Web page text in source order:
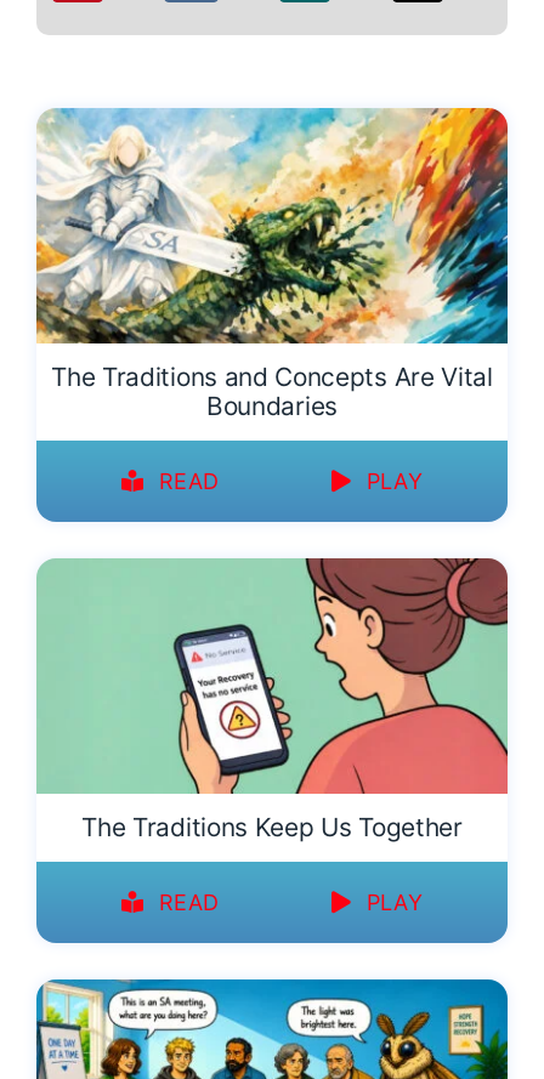
The Traditions and Concepts Are Vital
Boundaries
READ PLAY
The Traditions Keep Us Together
READ PLAY